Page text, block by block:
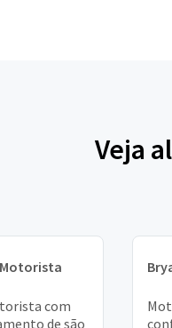
Veja
Motorista
com
de são